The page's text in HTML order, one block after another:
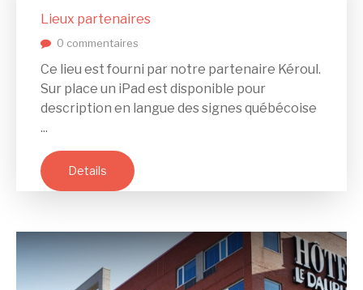
Lieux partenaires
0 commentaires
Ce lieu est fourni par notre partenaire Kéroul.
Sur place un iPad est disponible pour
description en langue des signes québécoise
...
Details